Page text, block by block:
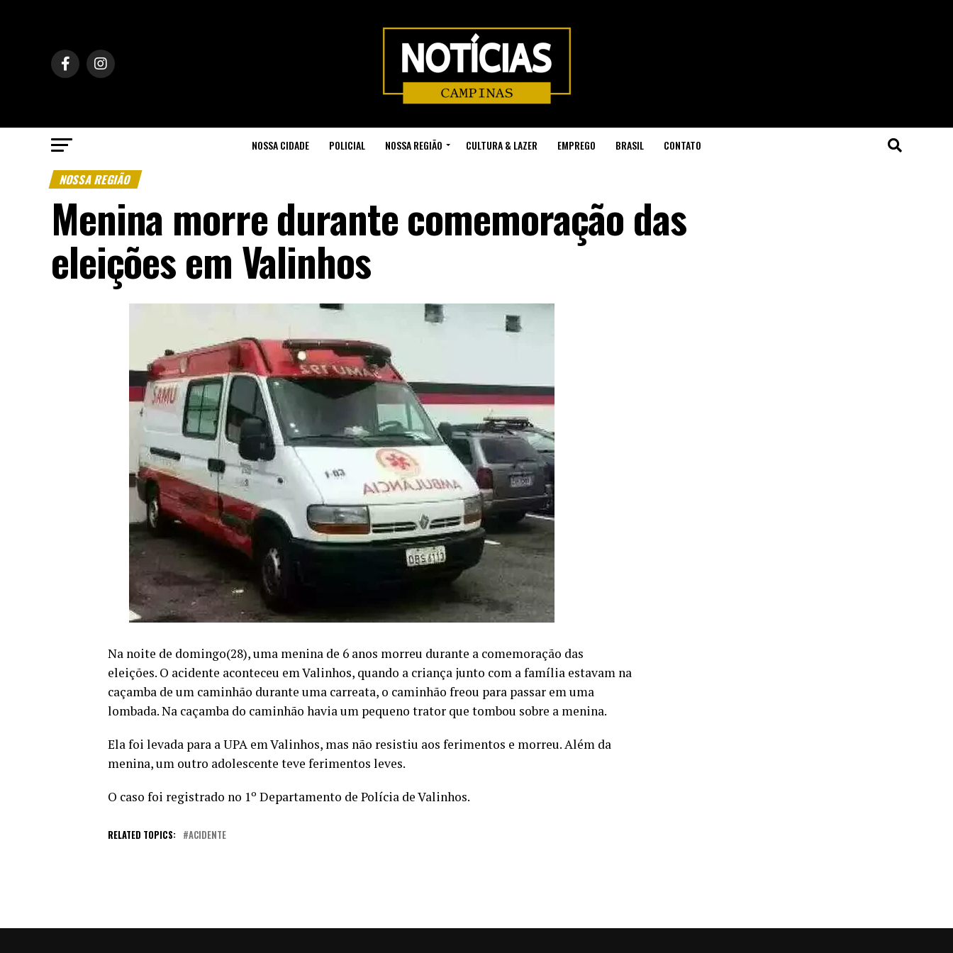
NOSSA CIDADE POLICIAL NOSSA REGIÃO CULTURA & LAZER EMPREGO BRASIL CONTATO
NOSSA REGIÃO
Menina morre durante comemoração das
eleições em Valinhos
Na noite de domingo(28), uma menina de 6 anos morreu durante a comemoração das
eleições. O acidente aconteceu em Valinhos, quando a criança junto com a família estavam na
caçamba de um caminhão durante uma carreata, o caminhão freou para passar em uma
lombada. Na caçamba do caminhão havia um pequeno trator que tombou sobre a menina.
Ela foi levada para a UPA em Valinhos, mas não resistiu aos ferimentos e morreu. Além da
menina, um outro adolescente teve ferimentos leves.
O caso foi registrado no 1º Departamento de Polícia de Valinhos.
RELATED TOPICS: ACIDENTE